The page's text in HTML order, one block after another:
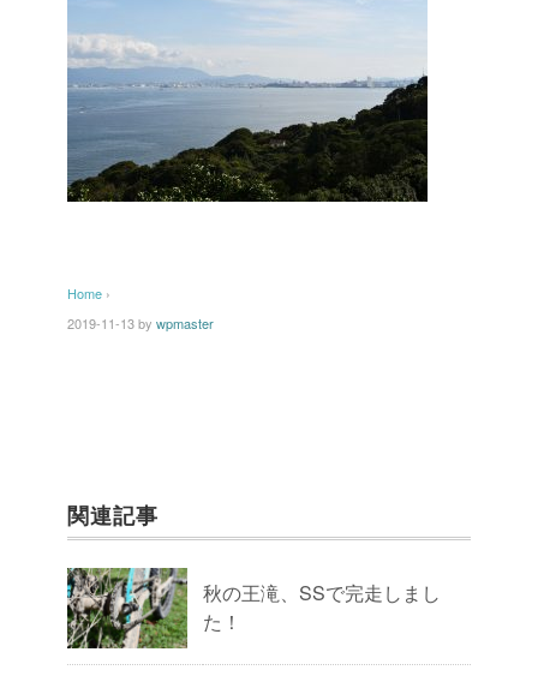
Home ›
2019-11-13by wpmaster
関連記事
秋の王滝、SSで完走しまし
た！